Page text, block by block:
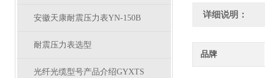
安徽天康耐震压力表YN-150B
耐震压力表选型
光纤光缆型号产品介绍GYXTS
详细说明：
品牌